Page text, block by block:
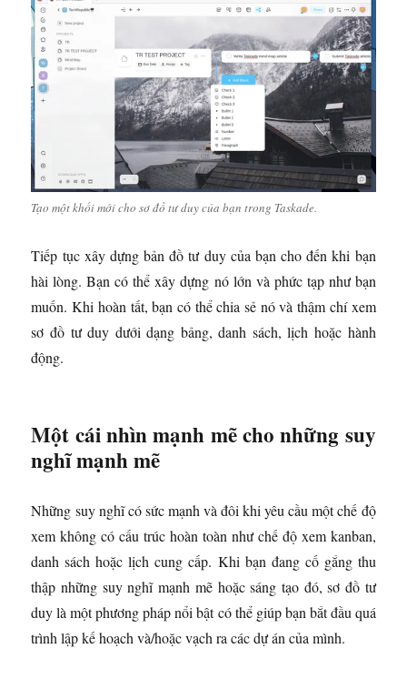
Tạo một khối mới cho sơ đồ tư duy của bạn trong Taskade.
Tiếp tục xây dựng bản đồ tư duy của bạn cho đến khi bạn
hài lòng. Bạn có thể xây dựng nó lớn và phức tạp như bạn
muốn. Khi hoàn tất, bạn có thể chia sẻ nó và thậm chí xem
sơ đồ tư duy dưới dạng bảng, danh sách, lịch hoặc hành
động.
Một cái nhìn mạnh mẽ cho những suy
nghĩ mạnh mẽ
Những suy nghĩ có sức mạnh và đôi khi yêu cầu một chế độ
xem không có cấu trúc hoàn toàn như chế độ xem kanban,
danh sách hoặc lịch cung cấp. Khi bạn đang cố gắng thu
thập những suy nghĩ mạnh mẽ hoặc sáng tạo đó, sơ đồ tư
duy là một phương pháp nổi bật có thể giúp bạn bắt đầu quá
trình lập kế hoạch và/hoặc vạch ra các dự án của mình.